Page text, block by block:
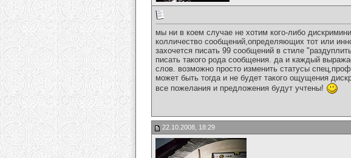
мы ни в коем случае не хотим кого-либо
колличество сообщений,определяющих тот или
захочется писать 99 сообщений в стиле
писать такого рода сообщения. да и каждый
слов. возможно просто изменить статусы
может быть тогда и не будет такого ощущения
все пожелания и предложения будут учтены!
22.10.2008, 18:29